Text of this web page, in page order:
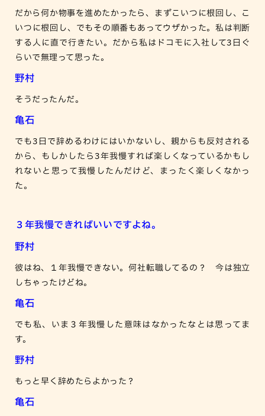
だから何か物事を進めたかったら、まずこいつに根回し、こ
いつに根回し、でもその順番もあってウザかった。私は判断
する人に直で行きたい。だから私はドコモに入社して3日ぐ
らいで無理って思った。
野村
そうだったんだ。
亀石
でも3日で辞めるわけにはいかないし、親からも反対される
から、もしかしたら3年我慢すれば楽しくなっているかもし
れないと思って我慢したんだけど、まったく楽しくなかっ
た。
３年我慢できればいいですよね。
野村
彼はね、１年我慢できない。何社転職してるの？ 今は独立
しちゃったけどね。
亀石
でも私、いま３年我慢した意味はなかったなとは思ってま
す。
野村
もっと早く辞めたらよかった？
亀石